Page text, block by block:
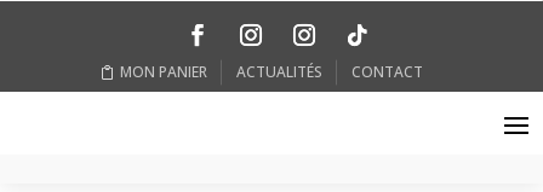
MON PANIER ACTUALITÉS CONTACT